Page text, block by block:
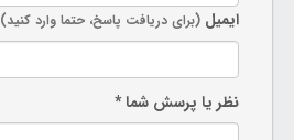
ایمیل (برای دریافت پاسخ، حتما وارد کنید)
نظر یا پرسش شما *